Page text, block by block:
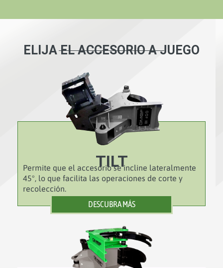
ELIJA EL ACCESORIO A JUEGO
TILT
Permite que el accesorio se incline lateralmente
45°, lo que facilita las operaciones de corte y
recolección.
DESCUBRA MÁS